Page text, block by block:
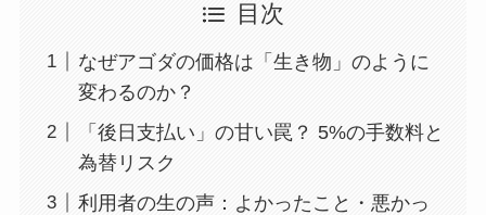
目次
なぜアゴダの価格は「生き物」のように
変わるのか？
「後日支払い」の甘い罠？ 5%の手数料と
為替リスク
利用者の生の声：よかったこと・悪かっ